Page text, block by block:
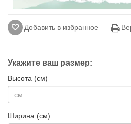
Добавить в избранное
Укажите ваш размер:
Высота (см)
Ширина (см)